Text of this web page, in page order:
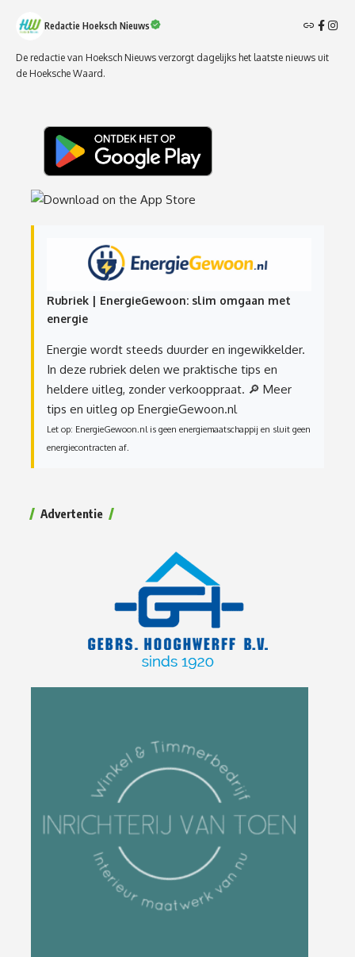
Redactie Hoeksch Nieuws
De redactie van Hoeksch Nieuws verzorgt dagelijks het laatste nieuws uit
de Hoeksche Waard.
Rubriek | EnergieGewoon: slim omgaan met
energie
Energie wordt steeds duurder en ingewikkelder.
In deze rubriek delen we praktische tips en
heldere uitleg, zonder verkooppraat. 🔎 Meer
tips en uitleg op EnergieGewoon.nl
Let op: EnergieGewoon.nl is geen energiemaatschappij en sluit geen
energiecontracten af.
Advertentie